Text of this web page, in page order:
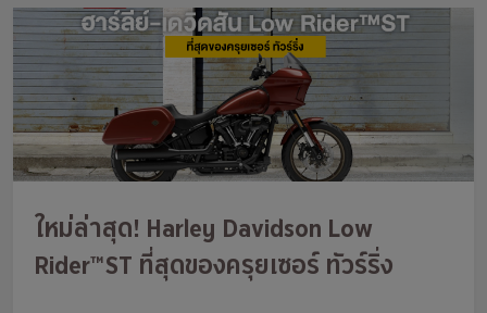
ใหม่ล่าสุด! Harley Davidson Low
Rider™ST ที่สุดของครุยเซอร์ ทัวร์ริ่ง